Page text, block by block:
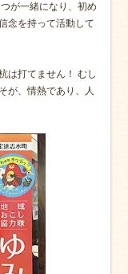
が一緒になり、初め
念を持って活動して
は打てません！ むし
が、情熱であり、人